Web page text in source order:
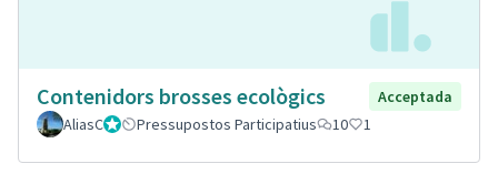
Contenidors brosses ecològics
Acceptada
AliasCGestorPressupostos Participatius 10 1